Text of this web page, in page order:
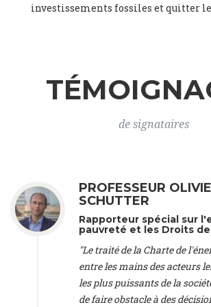
Kromp-Kolb -University Professor,
(United Kingdom), Mr. Dietmar Mirkes -
Alliance Luxembourg, ASTM / CA
Ms. Johanna Sandahl - President , Swedish
International lawyer and economist,
President
, Vice-President of EEB (Austria),
Chair
, Green Liberty (Latvia), Prof. Ugo
Physical Chemistry
Gallagher -
Professor of Global Development
States), Mr. Christophe
Climat/Energie, Mouvement Ecologique
Elgars Felcis -Lecturer and Researcher,
(Latvia), Prof. Luis Mundaca -
Professor of
investissements fossiles et quitter le
de signataires
PROFESSEUR
SCHUTTER
Rapporteur spécial sur
pauvreté et les Droits
"Le traité de la Charte de
entre les mains des acteurs
les plus puissants de la
de faire obstacle à des